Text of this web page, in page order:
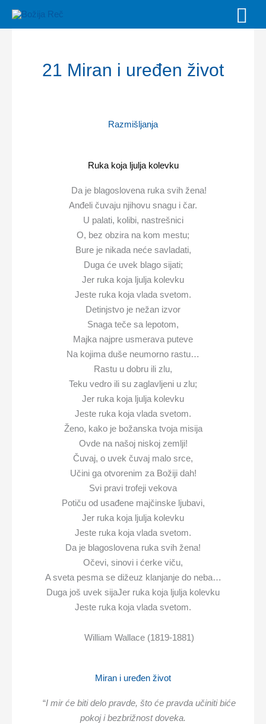
21 Miran i uređen život
Razmišljanja
Ruka koja ljulja kolevku
Da je blagoslovena ruka svih žena!
Anđeli čuvaju njihovu snagu i čar.
U palati, kolibi, nastrešnici
O, bez obzira na kom mestu;
Bure je nikada neće savladati,
Duga će uvek blago sijati;
Jer ruka koja ljulja kolevku
Jeste ruka koja vlada svetom.
Detinjstvo je nežan izvor
Snaga teče sa lepotom,
Majka najpre usmerava puteve
Na kojima duše neumorno rastu…
Rastu u dobru ili zlu,
Teku vedro ili su zaglavljeni u zlu;
Jer ruka koja ljulja kolevku
Jeste ruka koja vlada svetom.
Ženo, kako je božanska tvoja misija
Ovde na našoj niskoj zemlji!
Čuvaj, o uvek čuvaj malo srce,
Učini ga otvorenim za Božiji dah!
Svi pravi trofeji vekova
Potiču od usađene majčinske ljubavi,
Jer ruka koja ljulja kolevku
Jeste ruka koja vlada svetom.
Da je blagoslovena ruka svih žena!
Očevi, sinovi i ćerke viču,
A sveta pesma se dižeuz klanjanje do neba…
Duga još uvek sijaJer ruka koja ljulja kolevku
Jeste ruka koja vlada svetom.
William Wallace (1819-1881)
Miran i uređen život
“I mirće biti delo pravde, što će pravda učiniti biće
pokoj i bezbrižnost doveka.